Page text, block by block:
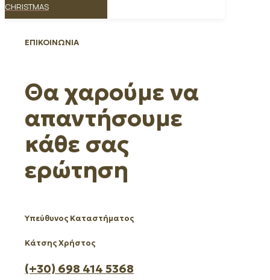
CHRISTMAS
ΕΠΙΚΟΙΝΩΝΙΑ
Θα χαρούμε να
απαντήσουμε
κάθε σας
ερώτηση
Υπεύθυνος Καταστήματος
Κάτσης Χρήστος
(+30) 698 414 5368